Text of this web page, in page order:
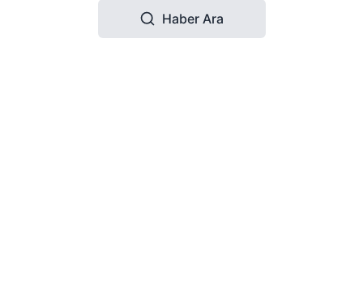
Haber Ara